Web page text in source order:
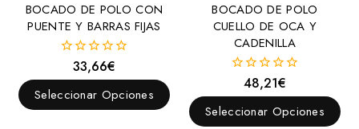
BOCADO DE POLO CON
PUENTE Y BARRAS FIJAS
fuera
de
5
33,66€
Seleccionar Opciones
BOCADO DE POLO
CUELLO DE OCA Y
CADENILLA
fuera
de
5
48,21€
Seleccionar Opciones